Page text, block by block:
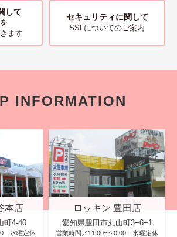
して
ます
セキュリティに関して
SSLについてのご案内
INFORMATION
本店
町4-40
水曜定休
ロッキン 豊田店
愛知県豊田市丸山町3−6−1
営業時間／11:00〜20:00 水曜定休